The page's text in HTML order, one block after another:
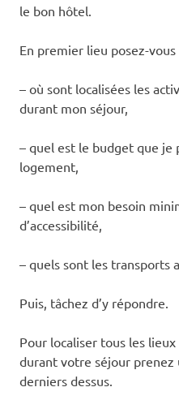
le bon hôtel.
En premier lieu posez-
– où sont localisées les
durant mon séjour,
– quel est le budget que je
logement,
– quel est mon besoin
d’accessibilité,
– quels sont les transports
Puis, tâchez d’y répondre.
Pour localiser tous les
durant votre séjour prenez
derniers dessus.